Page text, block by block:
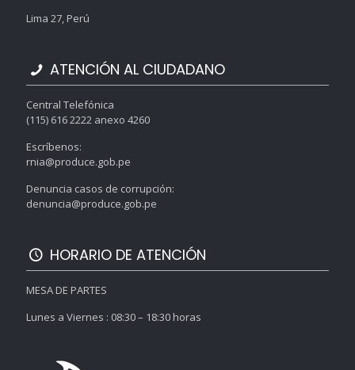
Lima 27, Perú
ATENCIÓN AL CIUDADANO
Central Telefónica
(115) 616 2222 anexo 4260
Escríbenos:
rnia@produce.gob.pe
Denuncia casos de corrupción:
denuncia@produce.gob.pe
HORARIO DE ATENCIÓN
MESA DE PARTES
Lunes a Viernes : 08:30 – 18:30 horas